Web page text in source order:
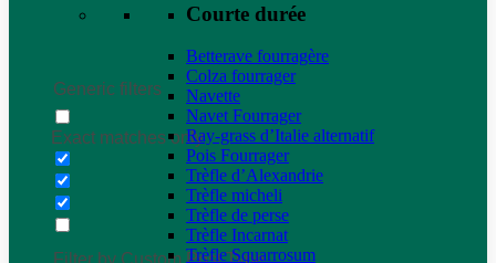
Generic filters
Exact matches only
Filter by Custom Post Type
Courte durée
Betterave fourragère
Colza fourrager
Navette
Navet Fourrager
Ray-grass d’Italie alternatif
Pois Fourrager
Trèfle d’Alexandrie
Trèfle micheli
Trèfle de perse
Trèfle Incarnat
Trèfle Squarrosum